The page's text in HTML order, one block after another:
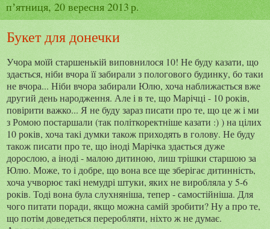
пʼятниця, 20 вересня 2013 р.
Букет для донечки
Учора моїй старшенькій виповнилося 10! Не буду казати, що
здається, ніби вчора її забирали з пологового будинку, бо таки
не вчора... Ніби вчора забирали Юлю, хоча наближається вже
другий день народження. Але і в те, що Марічці - 10 років,
повірити важко... Я не буду зараз писати про те, що це ж і ми
з Ромою постаршали (так політкоректніше казати :) ) на цілих
10 років, хоча такі думки також приходять в голову. Не буду
також писати про те, що іноді Марічка здається дуже
дорослою, а іноді - малою дитиною, лиш трішки старшою за
Юлю. Може, то і добре, що вона все ще зберігає дитинність,
хоча учворює такі немудрі штуки, яких не виробляла у 5-6
років. Тоді вона була слухняніша, тепер - самостійніша. Для
чого питати поради, якщо можна самій зробити? Ну а про те,
що потім доведеться переробляти, ніхто ж не думає.